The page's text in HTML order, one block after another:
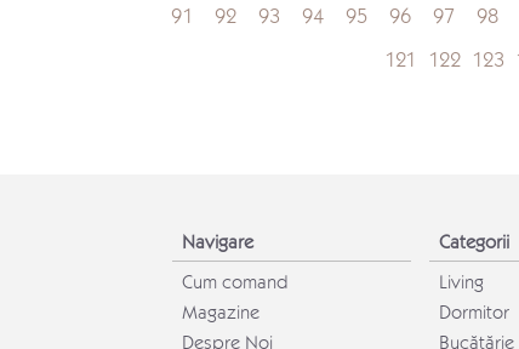
91
92 93 94 95 96 97 98
121
122 123
Navigare
Cum comand
Magazine
Despre Noi
Categorii
Living
Dormitor
Bucătărie